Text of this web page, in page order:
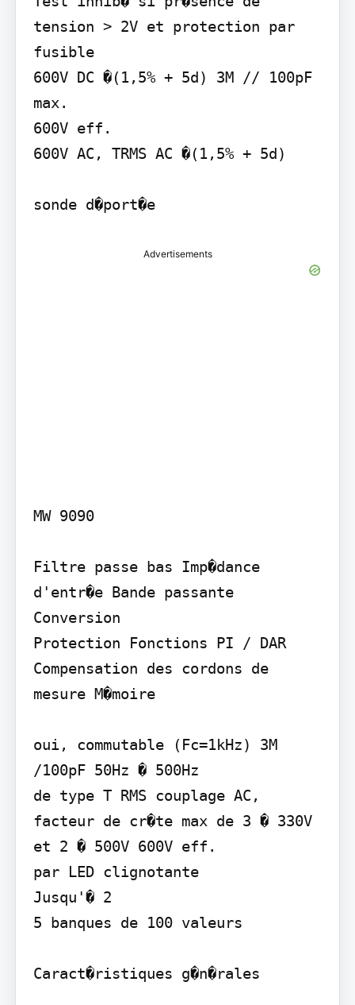
tension > 2V et protection par
fusible
600V DC �(1,5% + 5d) 3M // 100pF
max.
600V eff.
600V AC, TRMS AC �(1,5% + 5d)
sonde d�port�e
Advertisements
MW 9090
Filtre passe bas Imp�dance
d'entr�e Bande passante
Conversion
Protection Fonctions PI / DAR
Compensation des cordons de
mesure M�moire
oui, commutable (Fc=1kHz) 3M
/100pF 50Hz � 500Hz
de type T RMS couplage AC,
facteur de cr�te max de 3 � 330V
et 2 � 500V 600V eff.
par LED clignotante
Jusqu'� 2
5 banques de 100 valeurs
Caract�ristiques g�n�rales